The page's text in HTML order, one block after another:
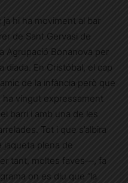
hi ha moviment al bar
de Sant Gervasi de
Agrupació Bonanova per
diada. En Cristóbal, el cap
de la infància però que
ha vingut expressament
barri i amb una de les
Tot i que s’albira
jaqueta plena de
tant, moltes faves—, fa
on es diu que “la